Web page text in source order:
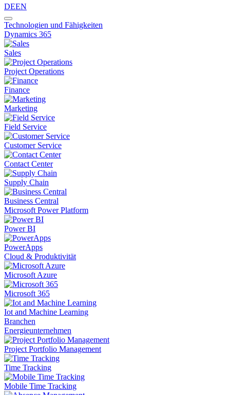
DEEN
Technologien und Fähigkeiten
Dynamics 365
Sales
Project Operations
Finance
Marketing
Field Service
Customer Service
Contact Center
Supply Chain
Business Central
Microsoft Power Platform
Power BI
PowerApps
Cloud & Produktivität
Microsoft Azure
Microsoft 365
Iot and Machine Learning
Branchen
Energieunternehmen
Project Portfolio Management
Time Tracking
Mobile Time Tracking